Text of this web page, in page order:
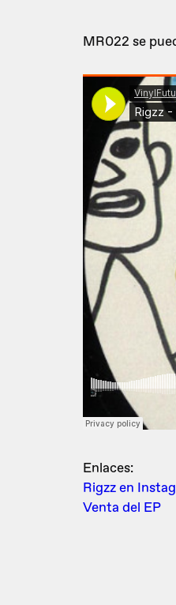
MR022 se
Enlaces:
Rigzz en
Venta del EP